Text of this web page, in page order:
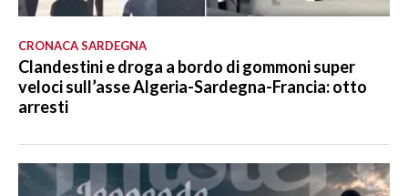
CRONACA SARDEGNA
Clandestini e droga a bordo di gommoni super
veloci sull’asse Algeria-Sardegna-Francia: otto
arresti